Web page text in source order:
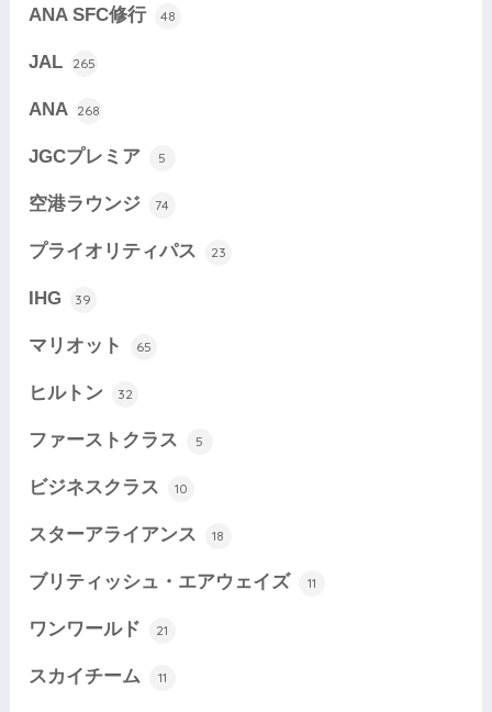
ANA SFC修行 48
JAL 265
ANA 268
JGCプレミア 5
空港ラウンジ 74
プライオリティパス 23
IHG 39
マリオット 65
ヒルトン 32
ファーストクラス 5
ビジネスクラス 10
スターアライアンス 18
ブリティッシュ・エアウェイズ 11
ワンワールド 21
スカイチーム 11